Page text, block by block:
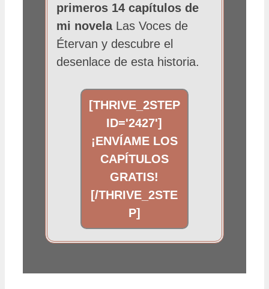
primeros 14 capítulos de
mi novelaLas Voces de
Étervan y descubre el
desenlace de esta historia.
[THRIVE_2STEP
ID='2427']
¡ENVÍAME LOS
CAPÍTULOS
GRATIS!
[/THRIVE_2STE
P]